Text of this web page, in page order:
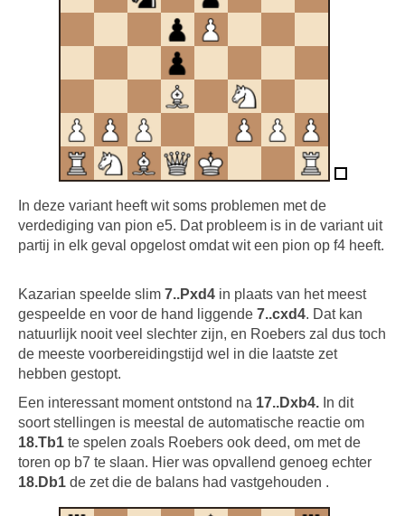
In deze variant heeft wit soms problemen met de
verdediging van pion e5. Dat probleem is in de variant uit
partij in elk geval opgelost omdat wit een pion op f4 heeft.
Kazarian speelde slim 7..Pxd4 in plaats van het meest
gespeelde en voor de hand liggende 7..cxd4. Dat kan
natuurlijk nooit veel slechter zijn, en Roebers zal dus toch
de meeste voorbereidingstijd wel in die laatste zet
hebben gestopt.
Een interessant moment ontstond na 17..Dxb4. In dit
soort stellingen is meestal de automatische reactie om
18.Tb1 te spelen zoals Roebers ook deed, om met de
toren op b7 te slaan. Hier was opvallend genoeg echter
18.Db1 de zet die de balans had vastgehouden .